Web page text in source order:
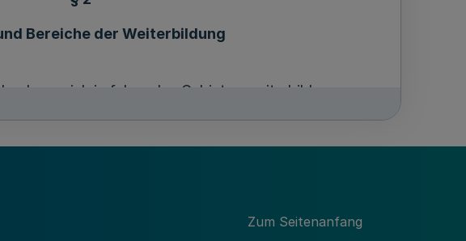
Bereiche der Weiterbildung
kann sich in folgenden Gebieten weiterbilden:
Zum Seitenanfang